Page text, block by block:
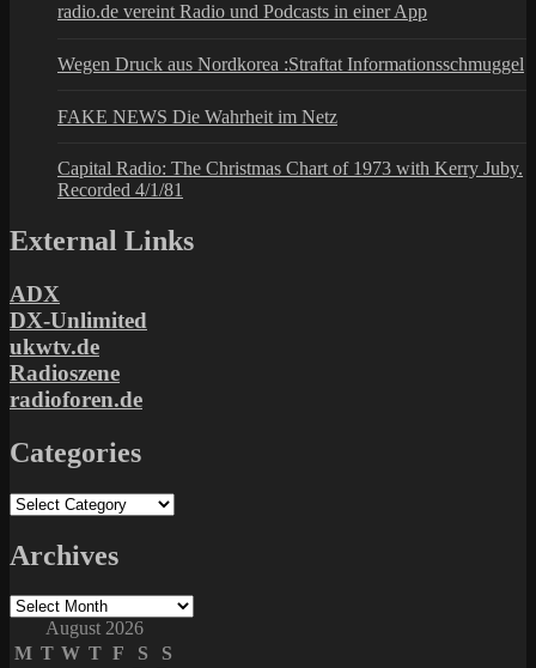
radio.de vereint Radio und Podcasts in einer App
Wegen Druck aus Nordkorea :Straftat Informationsschmuggel
FAKE NEWS Die Wahrheit im Netz
Capital Radio: The Christmas Chart of 1973 with Kerry Juby.
Recorded 4/1/81
External Links
ADX
DX-Unlimited
ukwtv.de
Radioszene
radioforen.de
Categories
Categories
Archives
Archives
August 2026
M T W T F S
S